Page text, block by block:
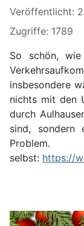
Veröffentlicht:
Zugriffe: 1789
So schön,
insbesondere
nichts mit den
durch
sind, sondern
selbst: https://